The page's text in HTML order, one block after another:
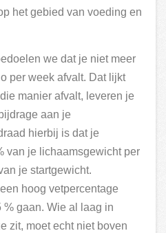
het gebied van voeding en
we dat je niet meer
per week afvalt. Dat lijkt
manier afvalt, leveren je
aan je
hierbij is dat je
van je lichaamsgewicht per
je startgewicht.
hoog vetpercentage
% gaan. Wie al laag in
zit, moet echt niet boven